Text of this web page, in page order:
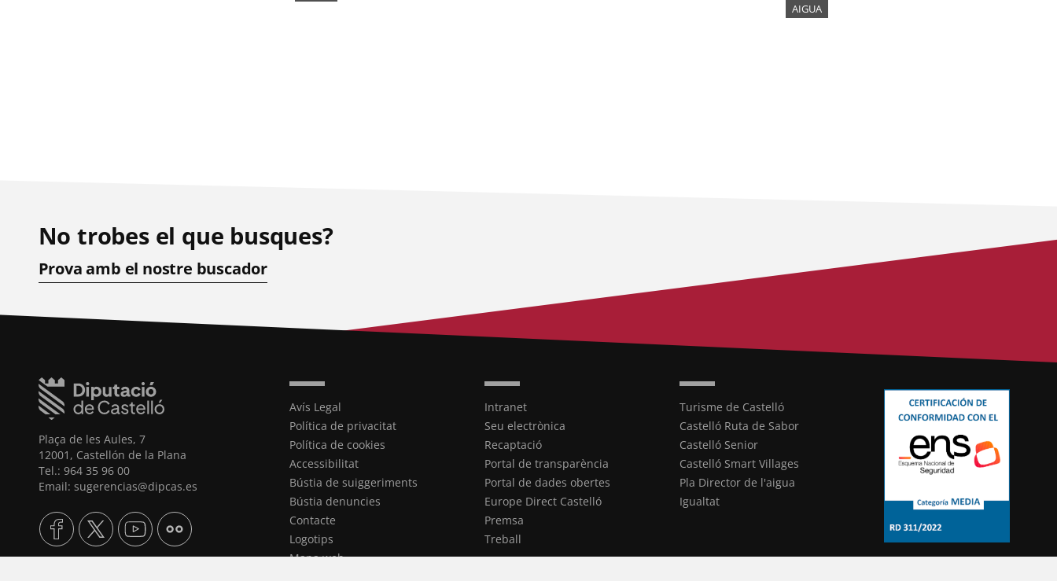
AIGUA
No trobes el que busques?
Prova amb el nostre buscador
Plaça de les Aules, 7
12001, Castellón de la Plana
Tel.: 964 35 96 00
Email: sugerencias@dipcas.es
Avís Legal
Política de privacitat
Política de cookies
Accessibilitat
Bústia de suiggeriments
Bústia denuncies
Contacte
Logotips
Mapa web
Intranet
Seu electrònica
Recaptació
Portal de transparència
Portal de dades obertes
Europe Direct Castelló
Premsa
Treball
Turisme de Castelló
Castelló Ruta de Sabor
Castelló Senior
Castelló Smart Villages
Pla Director de l'aigua
Igualtat